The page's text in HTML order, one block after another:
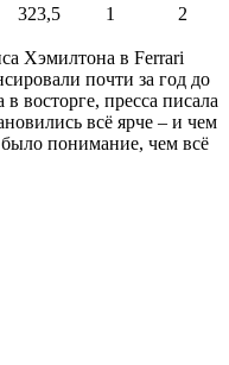
323,5 1 2
Хэмилтона в Ferrari
почти за год до
восторге, пресса писала
всё ярче – и чем
понимание, чем всё